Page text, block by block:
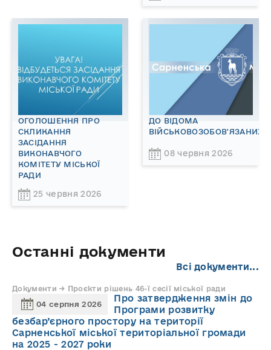
ОГОЛОШЕННЯ ПРО
СКЛИКАННЯ
ЗАСІДАННЯ
ВИКОНАВЧОГО
КОМІТЕТУ МІСЬКОЇ
РАДИ
25 червня 2026
ДО ВІДОМА
ВІЙСЬКОВОЗОБОВ'ЯЗАНИХ!
08 червня 2026
Останні документи
Всі документи...
Документи → Проєкти рішень 46-ї сесії міської ради
04 серпня 2026
Про затвердження змін до
Програми розвитку
безбар’єрного простору на території
Сарненської міської територіальної громади
на 2025 - 2027 роки